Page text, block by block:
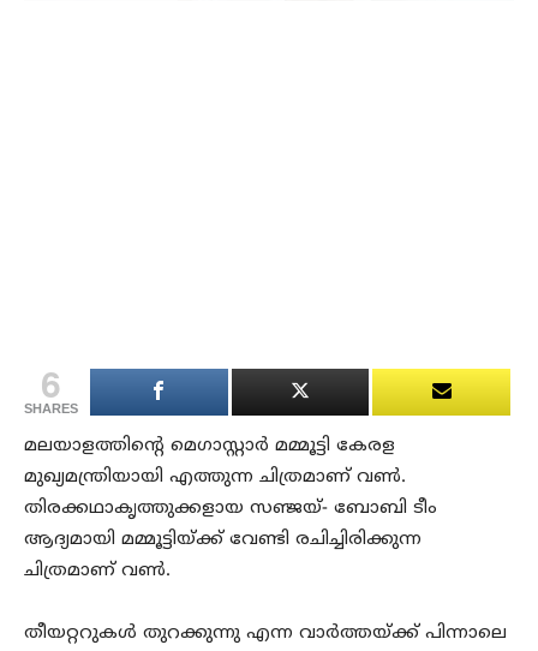
6
SHARES
മലയാളത്തിന്റെ മെഗാസ്റ്റാർ മമ്മൂട്ടി കേരള
മുഖ്യമന്ത്രിയായി എത്തുന്ന ചിത്രമാണ് വൺ.
തിരക്കഥാകൃത്തുക്കളായ സഞ്ജയ്- ബോബി ടീം
ആദ്യമായി മമ്മൂട്ടിയ്ക്ക് വേണ്ടി രചിച്ചിരിക്കുന്ന
ചിത്രമാണ് വൺ.
തീയറ്ററുകൾ തുറക്കുന്നു എന്ന വാർത്തയ്ക്ക് പിന്നാലെ